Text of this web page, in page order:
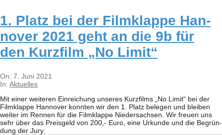
1. Platz bei der Film­klappe Han­
no­ver 2021 geht an die 9b für
den Kurz­film „No Limit“
2021-
06-
On: 7. Juni 2021
In: Aktuelles
Mit einer wei­te­ren Ein­rei­chung unse­res Kurz­films „No Limit“ bei der
Film­klappe Han­no­ver konn­ten wir den 1. Platz bele­gen und blei­ben
wei­ter im Ren­nen für die Film­klappe Nie­der­sach­sen. Wir freuen uns
sehr über das Preis­geld von 200,- Euro, eine Urkunde und die Begrün­
dung der Jury.